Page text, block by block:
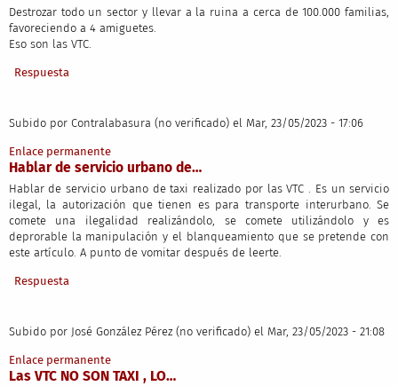
Destrozar todo un sector y llevar a la ruina a cerca de 100.000 familias,
favoreciendo a 4 amiguetes.
Eso son las VTC.
Respuesta
Subido por Contralabasura (no verificado) el Mar, 23/05/2023 - 17:06
Enlace permanente
Hablar de servicio urbano de…
Hablar de servicio urbano de taxi realizado por las VTC . Es un servicio
ilegal, la autorización que tienen es para transporte interurbano. Se
comete una ilegalidad realizándolo, se comete utilizándolo y es
deprorable la manipulación y el blanqueamiento que se pretende con
este artículo. A punto de vomitar después de leerte.
Respuesta
Subido por José González Pérez (no verificado) el Mar, 23/05/2023 - 21:08
Enlace permanente
Las VTC NO SON TAXI , LO…